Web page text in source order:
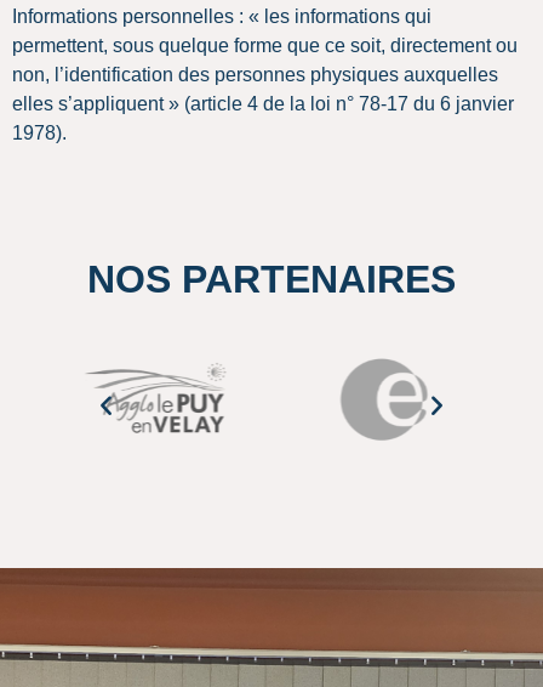
Informations personnelles : « les informations qui
permettent, sous quelque forme que ce soit, directement ou
non, l’identification des personnes physiques auxquelles
elles s’appliquent » (article 4 de la loi n° 78-17 du 6 janvier
1978).
NOS PARTENAIRES